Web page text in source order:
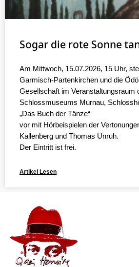
Sogar die rote Sonne
Am Mittwoch, 15.07.2026, 15 Uhr,
Garmisch-Partenkirchen und die
Gesellschaft im Veranstaltungsraum
Schlossmuseums Murnau,
„Das Buch der Tänze“
vor mit Hörbeispielen der
Kallenberg und Thomas Unruh.
Der Eintritt ist frei.
Artikel Lesen